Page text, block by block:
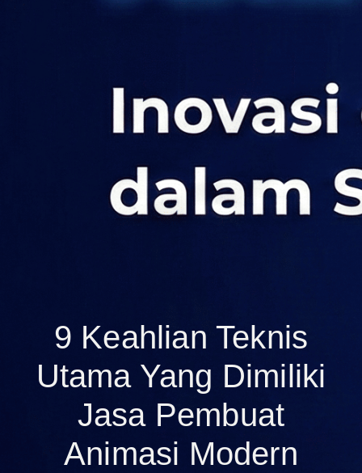
9 Keahlian Teknis
Utama Yang Dimiliki
Jasa Pembuat
Animasi Modern